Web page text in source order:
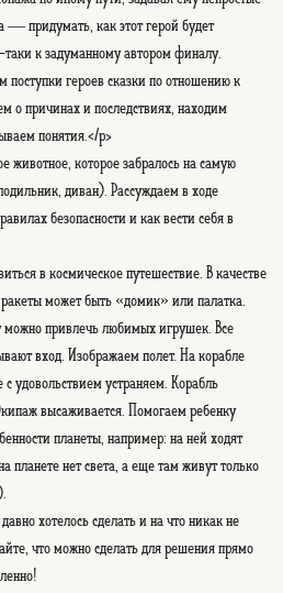
— придумать, как этот герой будет
таки к задуманному автором финалу.
поступки героев сказки по отношению к
о причинах и последствиях, находим
понятия.</p>
животное, которое забралось на самую
диван). Рассуждаем в ходе
безопасности и как вести себя в
в космическое путешествие. В качестве
может быть «домик» или палатка.
можно привлечь любимых игрушек. Все
вход. Изображаем полет. На корабле
удовольствием устраняем. Корабль
высаживается. Помогаем ребенку
планеты, например: на ней ходят
планете нет света, а еще там живут только
хотелось сделать и на что никак не
что можно сделать для решения прямо